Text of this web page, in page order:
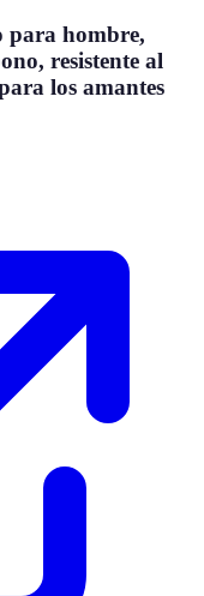
para hombre,
resistente al
los amantes